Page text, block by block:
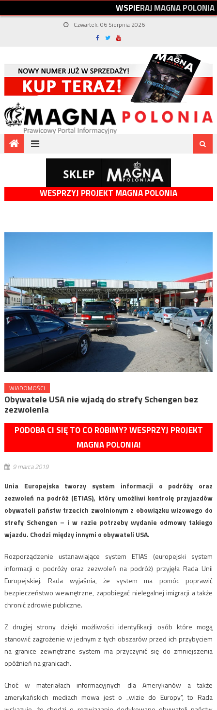
WSPIERAJMAGNAPOLONIA
Czwartek, 06 Sierpnia 2026
WESPRZYJ PROJEKT MAGNA POLONIA
WIADOMOŚCI
Obywatele USA nie wjadą do strefy Schengen bez
zezwolenia
PODOBA CI SIĘ TO CO ROBIMY? WESPRZYJ PROJEKT
MAGNA POLONIA!
9 marca 2019
Unia Europejska tworzy system informacji o podróży oraz
zezwoleń na podróż (ETIAS), który umożliwi kontrolę przyjazdów
obywateli państw trzecich zwolnionym z obowiązku wizowego do
strefy Schengen – i w razie potrzeby wydanie odmowy takiego
wjazdu. Chodzi między innymi o obywateli USA.
Rozporządzenie ustanawiające system ETIAS (europejski system
informacji o podróży oraz zezwoleń na podróż) przyjęła Rada Unii
Europejskiej. Rada wyjaśnia, że system ma pomóc poprawić
bezpieczeństwo wewnętrzne, zapobiegać nielegalnej imigracji a także
chronić zdrowie publiczne.
Z drugiej strony dzięki możliwości identyfikacji osób które mogą
stanowić zagrożenie w jednym z tych obszarów przed ich przybyciem
na granice zewnętrzne system ma przyczynić się do zmniejszenia
opóźnień na granicach.
Choć w materiałach informacyjnych dla Amerykanów a także
amerykańskich mediach mowa jest o „wizie do Europy”, to Rada